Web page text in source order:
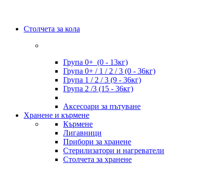
Столчета за кола
Група 0+ (0 - 13кг)
Група 0+ / 1 / 2 / 3 (0 - 36кг)
Група 1 / 2 / 3 (9 - 36кг)
Група 2 /3 (15 - 36кг)
Аксесоари за пътуване
Хранене и кърмене
Кърмене
Лигавници
Прибори за хранене
Стерилизатори и нагреватели
Столчета за хранене